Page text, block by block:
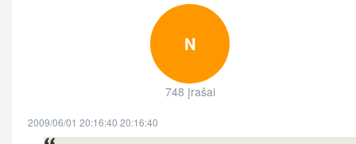
N
748 įrašai
2009/06/01 20:16:40 20:16:40